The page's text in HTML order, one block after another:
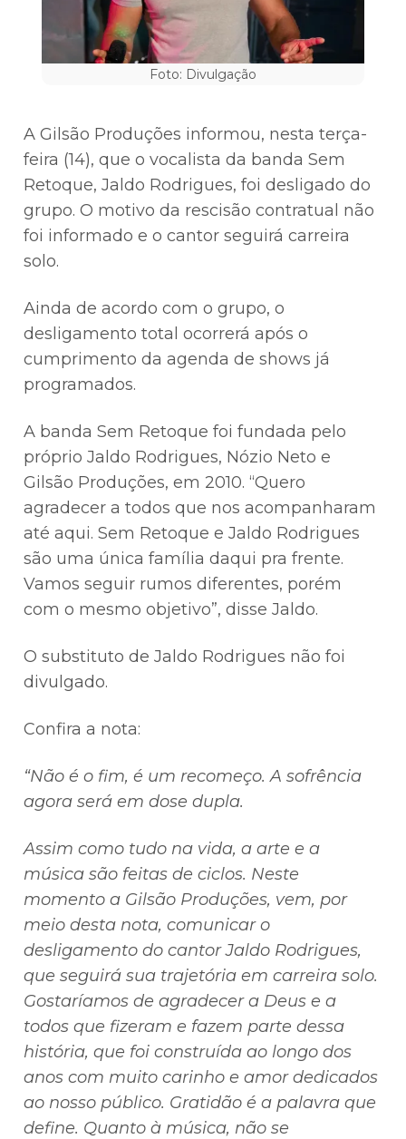
Foto: Divulgação
A Gilsão Produções informou, nesta terça-
feira (14), que o vocalista da banda Sem
Retoque, Jaldo Rodrigues, foi desligado do
grupo. O motivo da rescisão contratual não
foi informado e o cantor seguirá carreira
solo.
Ainda de acordo com o grupo, o
desligamento total ocorrerá após o
cumprimento da agenda de shows já
programados.
A banda Sem Retoque foi fundada pelo
próprio Jaldo Rodrigues, Nózio Neto e
Gilsão Produções, em 2010. “Quero
agradecer a todos que nos acompanharam
até aqui. Sem Retoque e Jaldo Rodrigues
são uma única família daqui pra frente.
Vamos seguir rumos diferentes, porém
com o mesmo objetivo”, disse Jaldo.
O substituto de Jaldo Rodrigues não foi
divulgado.
Confira a nota:
“Não é o fim, é um recomeço. A sofrência
agora será em dose dupla.
Assim como tudo na vida, a arte e a
música são feitas de ciclos. Neste
momento a Gilsão Produções, vem, por
meio desta nota, comunicar o
desligamento do cantor Jaldo Rodrigues,
que seguirá sua trajetória em carreira solo.
Gostaríamos de agradecer a Deus e a
todos que fizeram e fazem parte dessa
história, que foi construída ao longo dos
anos com muito carinho e amor dedicados
ao nosso público. Gratidão é a palavra que
define. Quanto à música, não se